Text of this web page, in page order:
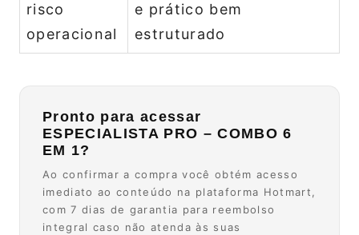
risco
operacional
e prático bem
estruturado
Pronto para acessar
ESPECIALISTA PRO – COMBO 6
EM 1?
Ao confirmar a compra você obtém acesso
imediato ao conteúdo na plataforma Hotmart,
com 7 dias de garantia para reembolso
integral caso não atenda às suas